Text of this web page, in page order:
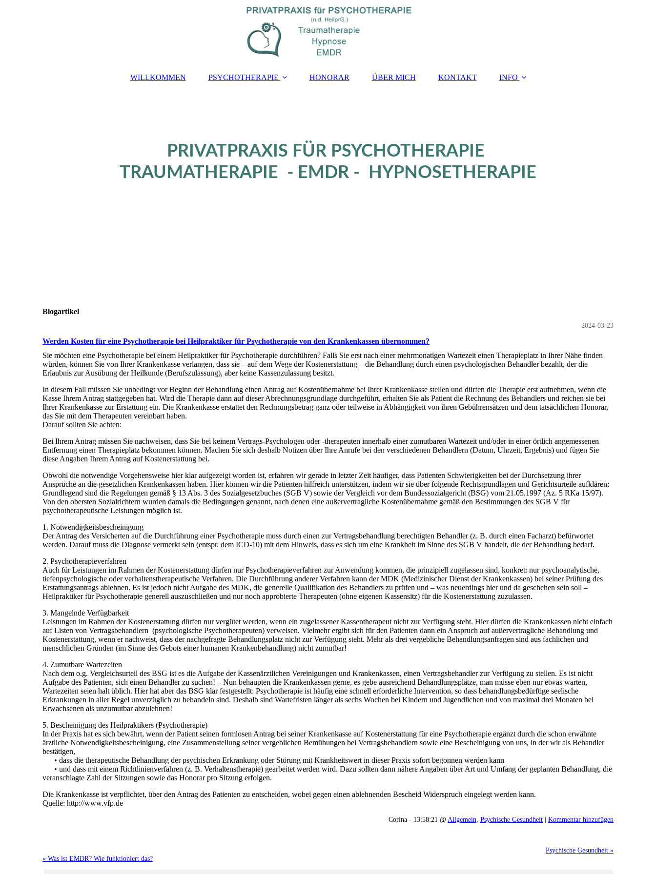
WILLKOMMEN PSYCHOTHERAPIE HONORAR ÜBER MICH KONTAKT INFO
PRIVATPRAXIS FÜR PSYCHOTHERAPIE
TRAUMATHERAPIE - EMDR - HYPNOSETHERAPIE
Blogartikel
2024-03-23
Werden Kosten für eine Psychotherapie bei Heilpraktiker für Psychotherapie von den Krankenkassen übernommen?
Sie möchten eine Psychotherapie bei einem Heilpraktiker für Psychotherapie durchführen? Falls Sie erst nach einer mehrmonatigen Wartezeit einen Therapieplatz in Ihrer Nähe finden
würden, können Sie von Ihrer Krankenkasse verlangen, dass sie – auf dem Wege der Kostenerstattung – die Behandlung durch einen psychologischen Behandler bezahlt, der die
Erlaubnis zur Ausübung der Heilkunde (Berufszulassung), aber keine Kassenzulassung besitzt.
In diesem Fall müssen Sie unbedingt vor Beginn der Behandlung einen Antrag auf Kostenübernahme bei Ihrer Krankenkasse stellen und dürfen die Therapie erst aufnehmen, wenn die
Kasse Ihrem Antrag stattgegeben hat. Wird die Therapie dann auf dieser Abrechnungsgrundlage durchgeführt, erhalten Sie als Patient die Rechnung des Behandlers und reichen sie bei
Ihrer Krankenkasse zur Erstattung ein. Die Krankenkasse erstattet den Rechnungsbetrag ganz oder teilweise in Abhängigkeit von ihren Gebührensätzen und dem tatsächlichen Honorar,
das Sie mit dem Therapeuten vereinbart haben.
Darauf sollten Sie achten:
Bei Ihrem Antrag müssen Sie nachweisen, dass Sie bei keinem Vertrags-Psychologen oder -therapeuten innerhalb einer zumutbaren Wartezeit und/oder in einer örtlich angemessenen
Entfernung einen Therapieplatz bekommen können. Machen Sie sich deshalb Notizen über Ihre Anrufe bei den verschiedenen Behandlern (Datum, Uhrzeit, Ergebnis) und fügen Sie
diese Angaben Ihrem Antrag auf Kostenerstattung bei.
Obwohl die notwendige Vorgehensweise hier klar aufgezeigt worden ist, erfahren wir gerade in letzter Zeit häufiger, dass Patienten Schwierigkeiten bei der Durchsetzung ihrer
Ansprüche an die gesetzlichen Krankenkassen haben. Hier können wir die Patienten hilfreich unterstützen, indem wir sie über folgende Rechtsgrundlagen und Gerichtsurteile aufklären:
Grundlegend sind die Regelungen gemäß § 13 Abs. 3 des Sozialgesetzbuches (SGB V) sowie der Vergleich vor dem Bundessozialgericht (BSG) vom 21.05.1997 (Az. 5 RKa 15/97).
Von den obersten Sozialrichtern wurden damals die Bedingungen genannt, nach denen eine außervertragliche Kostenübernahme gemäß den Bestimmungen des SGB V für
psychotherapeutische Leistungen möglich ist.
1. Notwendigkeitsbescheinigung
Der Antrag des Versicherten auf die Durchführung einer Psychotherapie muss durch einen zur Vertragsbehandlung berechtigten Behandler (z. B. durch einen Facharzt) befürwortet
werden. Darauf muss die Diagnose vermerkt sein (entspr. dem ICD-10) mit dem Hinweis, dass es sich um eine Krankheit im Sinne des SGB V handelt, die der Behandlung bedarf.
2. Psychotherapieverfahren
Auch für Leistungen im Rahmen der Kostenerstattung dürfen nur Psychotherapieverfahren zur Anwendung kommen, die prinzipiell zugelassen sind, konkret: nur psychoanalytische,
tiefenpsychologische oder verhaltenstherapeutische Verfahren. Die Durchführung anderer Verfahren kann der MDK (Medizinischer Dienst der Krankenkassen) bei seiner Prüfung des
Erstattungsantrags ablehnen. Es ist jedoch nicht Aufgabe des MDK, die generelle Qualifikation des Behandlers zu prüfen und – was neuerdings hier und da geschehen sein soll –
Heilpraktiker für Psychotherapie generell auszuschließen und nur noch approbierte Therapeuten (ohne eigenen Kassensitz) für die Kostenerstattung zuzulassen.
3. Mangelnde Verfügbarkeit
Leistungen im Rahmen der Kostenerstattung dürfen nur vergütet werden, wenn ein zugelassener Kassentherapeut nicht zur Verfügung steht. Hier dürfen die Krankenkassen nicht einfach
auf Listen von Vertragsbehandlern (psychologische Psychotherapeuten) verweisen. Vielmehr ergibt sich für den Patienten dann ein Anspruch auf außervertragliche Behandlung und
Kostenerstattung, wenn er nachweist, dass der nachgefragte Behandlungsplatz nicht zur Verfügung steht. Mehr als drei vergebliche Behandlungsanfragen sind aus fachlichen und
menschlichen Gründen (im Sinne des Gebots einer humanen Krankenbehandlung) nicht zumutbar!
4. Zumutbare Wartezeiten
Nach dem o.g. Vergleichsurteil des BSG ist es die Aufgabe der Kassenärztlichen Vereinigungen und Krankenkassen, einen Vertragsbehandler zur Verfügung zu stellen. Es ist nicht
Aufgabe des Patienten, sich einen Behandler zu suchen! – Nun behaupten die Krankenkassen gerne, es gebe ausreichend Behandlungsplätze, man müsse eben nur etwas warten,
Wartezeiten seien halt üblich. Hier hat aber das BSG klar festgestellt: Psychotherapie ist häufig eine schnell erforderliche Intervention, so dass behandlungsbedürftige seelische
Erkrankungen in aller Regel unverzüglich zu behandeln sind. Deshalb sind Wartefristen länger als sechs Wochen bei Kindern und Jugendlichen und von maximal drei Monaten bei
Erwachsenen als unzumutbar abzulehnen!
5. Bescheinigung des Heilpraktikers (Psychotherapie)
In der Praxis hat es sich bewährt, wenn der Patient seinen formlosen Antrag bei seiner Krankenkasse auf Kostenerstattung für eine Psychotherapie ergänzt durch die schon erwähnte
ärztliche Notwendigkeitsbescheinigung, eine Zusammenstellung seiner vergeblichen Bemühungen bei Vertragsbehandlern sowie eine Bescheinigung von uns, in der wir als Behandler
bestätigen,
• dass die therapeutische Behandlung der psychischen Erkrankung oder Störung mit Krankheitswert in dieser Praxis sofort begonnen werden kann
• und dass mit einem Richtlinienverfahren (z. B. Verhaltenstherapie) gearbeitet werden wird. Dazu sollten dann nähere Angaben über Art und Umfang der geplanten Behandlung, die
veranschlagte Zahl der Sitzungen sowie das Honorar pro Sitzung erfolgen.
Die Krankenkasse ist verpflichtet, über den Antrag des Patienten zu entscheiden, wobei gegen einen ablehnenden Bescheid Widerspruch eingelegt werden kann.
Quelle: http://www.vfp.de
Corina - 13:58:21 @ Allgemein Psychische Gesundheit | Kommentar hinzufügen
Psychische Gesundheit »
« Was ist EMDR? Wie funktioniert das?